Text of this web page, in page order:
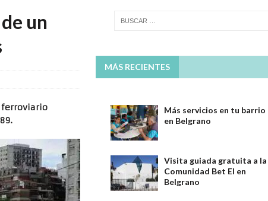
un
ferroviario
MÁS RECIENTES
Más servicios en tu barrio
en Belgrano
Visita guiada gratuita a la
Comunidad Bet El en
Belgrano